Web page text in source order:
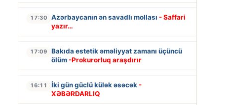
17:30 Azərbaycanın ən savadlı mollası - Saffari
yazır…
17:09
Bakıda estetik əməliyyat zamanı üçüncü
ölüm -Prokurorluq araşdırır
16:11 İki gün güclü külək əsəcək -
XƏBƏRDARLIQ